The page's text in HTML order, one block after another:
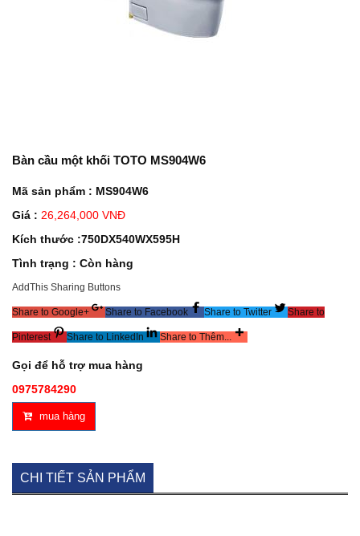
Bàn cầu một khối TOTO MS904W6
Mã sản phẩm : MS904W6
Giá : 26,264,000 VNĐ
Kích thước :750DX540WX595H
Tình trạng : Còn hàng
AddThis Sharing Buttons
Share to Google+ Share to Facebook Share to Twitter Share to
Pinterest Share to LinkedIn Share to Thêm...
Gọi để hỗ trợ mua hàng
0975784290
mua hàng
CHI TIẾT SẢN PHẨM